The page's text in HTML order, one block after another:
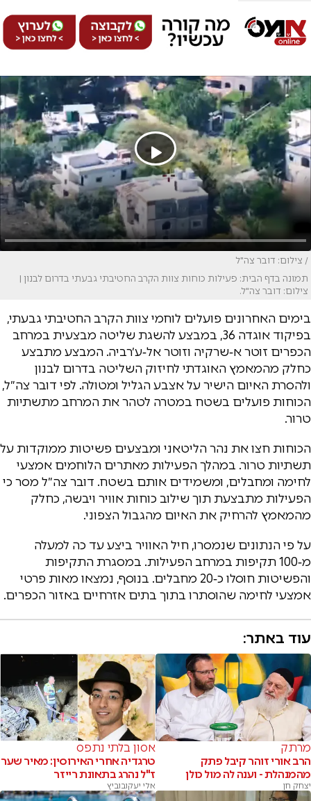
/ צילום: דובר צה"ל
תמונה בדף הבית: פעילות כוחות צוות הקרב החטיבתי גבעתי בדרום לבנון |
צילום: דובר צה"ל.
בימים האחרונים פועלים לוחמי צוות הקרב החטיבתי גבעתי,
בפיקוד אוגדה 36, במבצע להשגת שליטה מבצעית במרחב
הכפרים זוטר א‑שרקיה וזוטר אל‑ע׳רביה. המבצע מתבצע
כחלק מהמאמץ האוגדתי לחיזוק השליטה בדרום לבנון
ולהסרת האיום הישיר על אצבע הגליל ומטולה. לפי דובר צה״ל,
הכוחות פועלים בשטח במטרה לטהר את המרחב מתשתיות
טרור.
הכוחות חצו את נהר הליטאני ומבצעים פשיטות ממוקדות על
תשתיות טרור. במהלך הפעילות מאתרים הלוחמים אמצעי
לחימה ומחבלים, ומשמידים אותם בשטח. דובר צה״ל מסר כי
הפעילות מתבצעת תוך שילוב כוחות אוויר ויבשה, כחלק
מהמאמץ להרחיק את האיום מהגבול הצפוני.
על פי הנתונים שנמסרו, חיל האוויר ביצע עד כה למעלה
מ‑100 תקיפות במרחב הפעילות. במסגרת התקיפות
והפשיטות חוסלו כ‑20 מחבלים. בנוסף, נמצאו מאות פרטי
אמצעי לחימה שהוסתרו בתוך בתים אזרחיים באזור הכפרים.
עוד באתר:
מרתק
הרב אורי זוהר קיבל פתק
מהמנהלת - וענה לה מול כולן
יצחק חן
אסון בלתי נתפס
טרגדיה אחרי האירוסין: מאיר שער
ז"ל נהרג בתאונת רייזר
אלי יעקובוביץ